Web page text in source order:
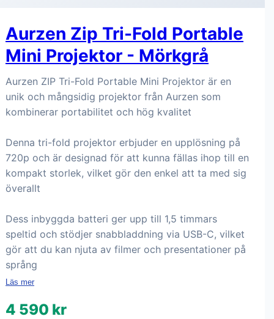
Aurzen Zip Tri-Fold Portable
Mini Projektor - Mörkgrå
Aurzen ZIP Tri-Fold Portable Mini Projektor är en
unik och mångsidig projektor från Aurzen som
kombinerar portabilitet och hög kvalitet
Denna tri-fold projektor erbjuder en upplösning på
720p och är designad för att kunna fällas ihop till en
kompakt storlek, vilket gör den enkel att ta med sig
överallt
Dess inbyggda batteri ger upp till 1,5 timmars
speltid och stödjer snabbladdning via USB-C, vilket
gör att du kan njuta av filmer och presentationer på
språng
Läs mer
4 590 kr